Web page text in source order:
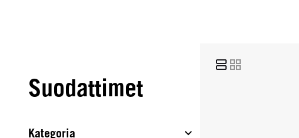
Suodattimet
Kategoria